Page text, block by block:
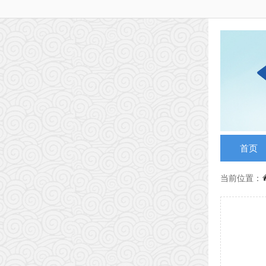
首页
当前位置：